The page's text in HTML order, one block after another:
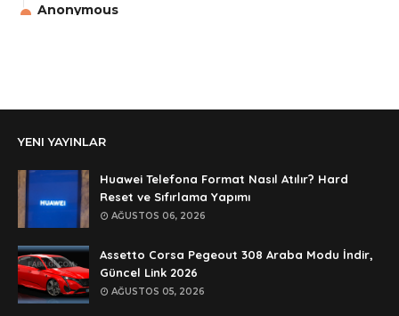
Anonymous
şifre ?
Anonymous
şifre ögrenebilirmiyim
Anonymous
🥰🥰🥰
Anonymous
dedezıplatan31 beğend👌
YENI YAYINLAR
Huawei Telefona Format Nasıl Atılır? Hard
Reset ve Sıfırlama Yapımı
AĞUSTOS 06, 2026
Assetto Corsa Pegeout 308 Araba Modu İndir,
Güncel Link 2026
AĞUSTOS 05, 2026